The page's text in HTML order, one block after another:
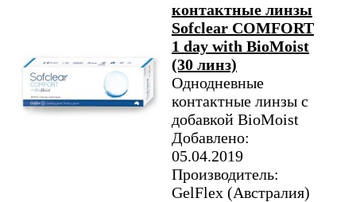
контактные линзы
Sofclear COMFORT
1 day with BioMoist
(30 линз)
Однодневные
контактные линзы с
добавкой BioMoist
Добавлено:
05.04.2019
Производитель:
GelFlex (Австралия)